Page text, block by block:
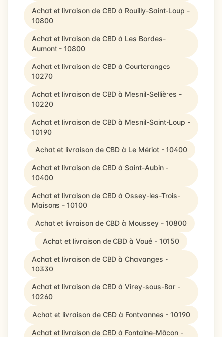
Achat et livraison de CBD à Rouilly-Saint-Loup -
10800
Achat et livraison de CBD à Les Bordes-
Aumont - 10800
Achat et livraison de CBD à Courteranges -
10270
Achat et livraison de CBD à Mesnil-Sellières -
10220
Achat et livraison de CBD à Mesnil-Saint-Loup -
10190
Achat et livraison de CBD à Le Mériot - 10400
Achat et livraison de CBD à Saint-Aubin -
10400
Achat et livraison de CBD à Ossey-les-Trois-
Maisons - 10100
Achat et livraison de CBD à Moussey - 10800
Achat et livraison de CBD à Voué - 10150
Achat et livraison de CBD à Chavanges -
10330
Achat et livraison de CBD à Virey-sous-Bar -
10260
Achat et livraison de CBD à Fontvannes - 10190
Achat et livraison de CBD à Fontaine-Mâcon -